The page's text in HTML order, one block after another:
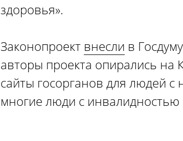
здоровья».
Законопроект внесли в
авторы проекта опирались
сайты госорганов для людей
многие люди с